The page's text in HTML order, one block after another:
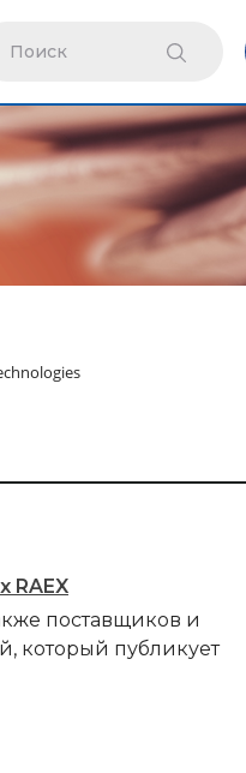
RAEX
поставщиков и
который публикует